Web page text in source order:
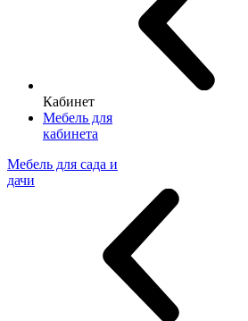
Кабинет
Мебель для
кабинета
Мебель для сада и
дачи